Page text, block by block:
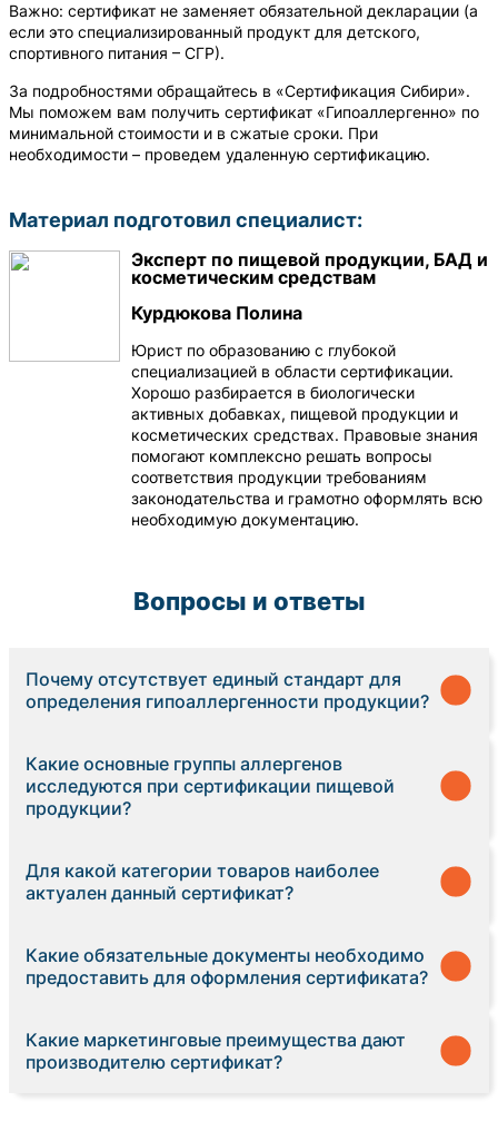
Важно: сертификат не заменяет обязательной декларации (а
если это специализированный продукт для детского,
спортивного питания – СГР).
За подробностями обращайтесь в «Сертификация Сибири».
Мы поможем вам получить сертификат «Гипоаллергенно» по
минимальной стоимости и в сжатые сроки. При
необходимости – проведем удаленную сертификацию.
Материал подготовил специалист:
Эксперт по пищевой продукции, БАД и
косметическим средствам
Курдюкова Полина
Юрист по образованию с глубокой
специализацией в области сертификации.
Хорошо разбирается в биологически
активных добавках, пищевой продукции и
косметических средствах. Правовые знания
помогают комплексно решать вопросы
соответствия продукции требованиям
законодательства и грамотно оформлять всю
необходимую документацию.
Вопросы и ответы
Почему отсутствует единый стандарт для
определения гипоаллергенности продукции?
Какие основные группы аллергенов
исследуются при сертификации пищевой
продукции?
Для какой категории товаров наиболее
актуален данный сертификат?
Какие обязательные документы необходимо
предоставить для оформления сертификата?
Какие маркетинговые преимущества дают
производителю сертификат?